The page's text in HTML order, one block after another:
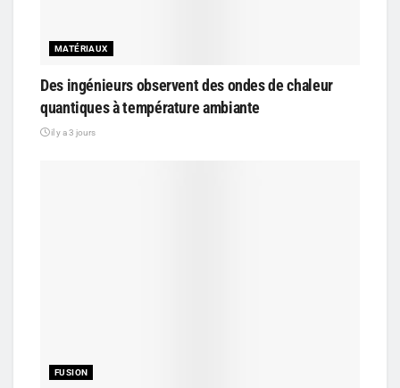
MATÉRIAUX
Des ingénieurs observent des ondes de chaleur
quantiques à température ambiante
il y a 3 jours
FUSION